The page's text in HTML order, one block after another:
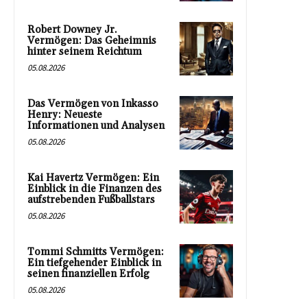
Robert Downey Jr.
Vermögen: Das Geheimnis
hinter seinem Reichtum
05.08.2026
Das Vermögen von Inkasso
Henry: Neueste
Informationen und Analysen
05.08.2026
Kai Havertz Vermögen: Ein
Einblick in die Finanzen des
aufstrebenden Fußballstars
05.08.2026
Tommi Schmitts Vermögen:
Ein tiefgehender Einblick in
seinen finanziellen Erfolg
05.08.2026